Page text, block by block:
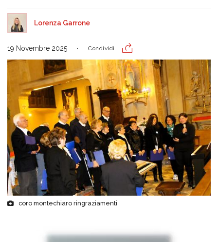
Lorenza Garrone
19 Novembre 2025 Condividi
coro montechiaro ringraziamenti